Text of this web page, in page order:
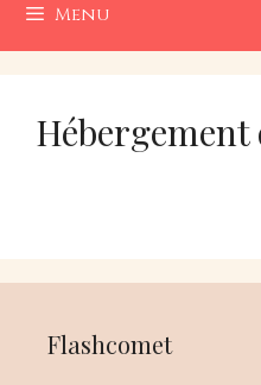
Menu
Hébergement
Flashcomet